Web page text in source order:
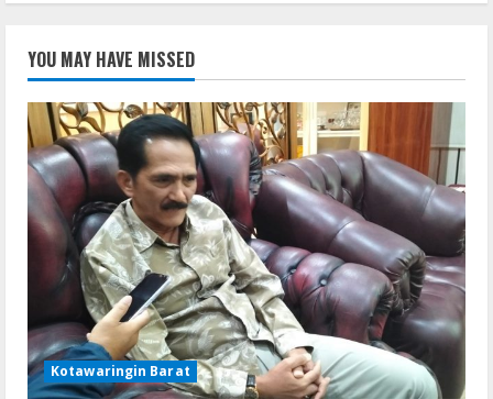
YOU MAY HAVE MISSED
Kotawaringin Barat